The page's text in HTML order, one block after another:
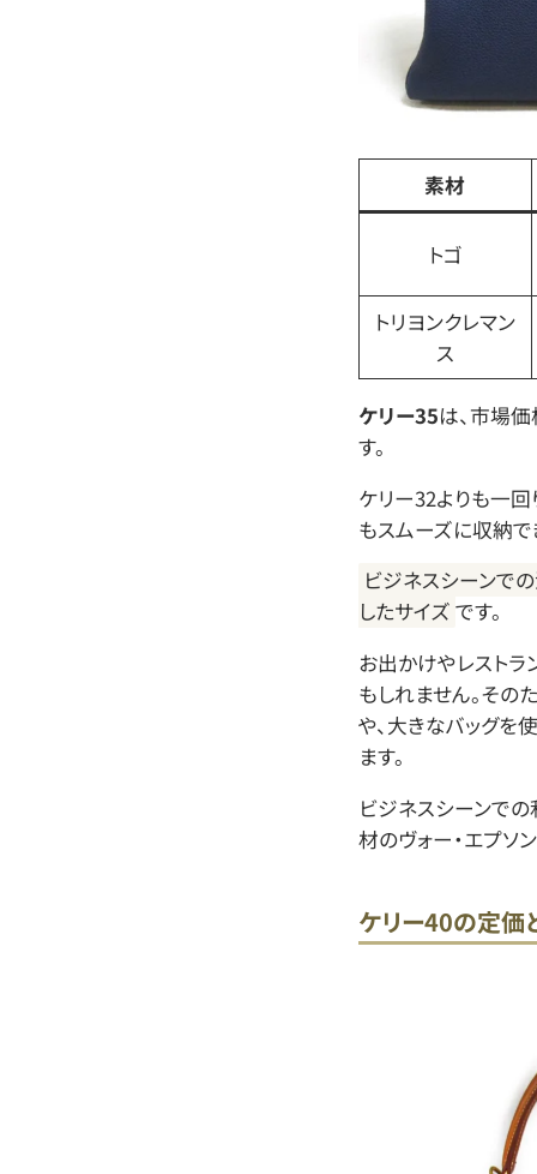
素材
トゴ
トリヨンクレマン
ス
ケリー35は、市場
す。
ケリー32よりも一回
もスムーズに収納で
ビジネスシーンで
したサイズ です。
お出かけやレスト
もしれません。その
や、大きなバッグを
ます。
ビジネスシーンで
材のヴォー・エプソ
ケリー40の定価